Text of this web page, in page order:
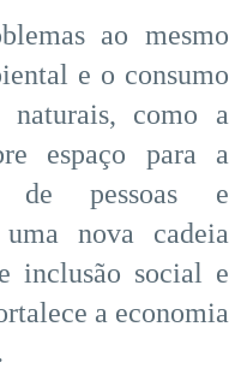
ao mesmo
e o consumo
naturais, como a
espaço para a
de pessoas e
nova cadeia
inclusão social e
a economia